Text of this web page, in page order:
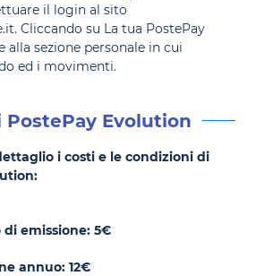
il login al sito
Cliccando su La tua PostePay
alla sezione personale in cui
ed i movimenti.
PostePay Evolution
i costi e le condizioni di
di emissione: 5€
annuo: 12€